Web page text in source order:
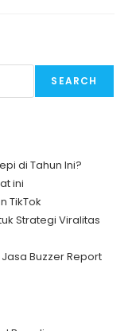
SEARCH
di Tahun Ini?
ini
TikTok
Strategi Viralitas
Buzzer Report